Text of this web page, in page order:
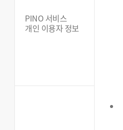
PINO 서비스
개인 이용자 정보